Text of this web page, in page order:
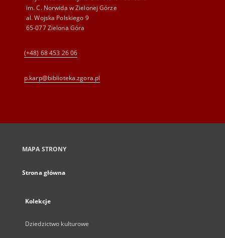
im. C. Norwida w Zielonej Górze
al. Wojska Polskiego 9
65-077 Zielona Góra
(+48) 68 453 26 06
p.karp@biblioteka.zgora.pl
MAPA STRONY
Strona główna
Kolekcje
Dziedzictwo kulturowe